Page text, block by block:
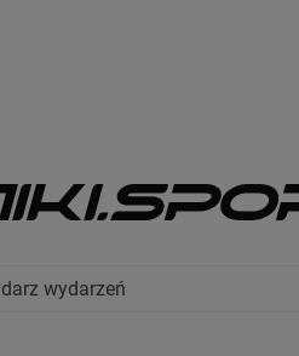
wydarzeń